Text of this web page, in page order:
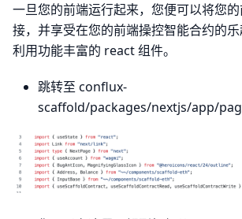
一旦您的前端运行起来，您便可以将您
接，并享受在您的前端操控智能合约的
利用功能丰富的 react 组件。
跳转至 conflux-
scaffold/packages/nextjs/app/